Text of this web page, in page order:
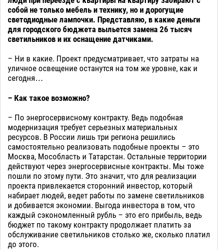
собой не только мебель и технику, но и дорогущие
светодиодные лампочки. Представляю, в какие деньги
для городского бюджета выльется замена 26 тысяч
светильников и их оснащение датчиками.
– Ни в какие. Проект предусматривает, что затраты на
уличное освещение останутся на том же уровне, как и
сегодня…
– Как такое возможно?
– По энергосервисному контракту. Ведь подобная
модернизация требует серьезных материальных
ресурсов. В России лишь три региона решились
самостоятельно реализовать подобные проекты – это
Москва, Мособласть и Татарстан. Остальные территории
действуют через энергосервисные контракты. Мы тоже
пошли по этому пути. Это значит, что для реализации
проекта привлекается сторонний инвестор, который
набирает людей, ведет работы по замене светильников
и добивается экономии. Выгода инвестора в том, что
каждый сэкономленный рубль – это его прибыль, ведь
бюджет по такому контракту продолжает платить за
обслуживание светильников столько же, сколько платил
до этого.